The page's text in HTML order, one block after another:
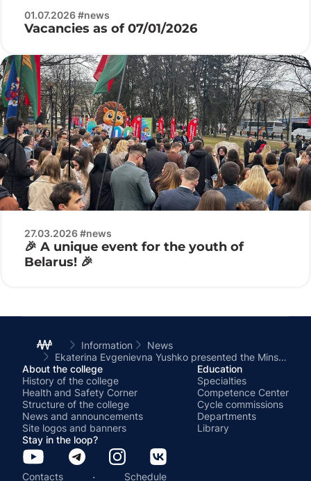
01.07.2026 #news
Vacancies as of 07/01/2026
27.03.2026 #news
🎉 A unique event for the youth of
Belarus! 🎉
Information
News
Ekaterina Evgenievna Yushko presented the Minsk Radio Engineering College at the city stage of the “Master of the Year” competition
About the college
History of the college
Health and Safety Corner
Structure of the college
News and announcements
Site logos and banners
Education
Specialties
Competence Center
Cycle commissions
Departments
Library
Stay in the loop?
Contacts · Schedule